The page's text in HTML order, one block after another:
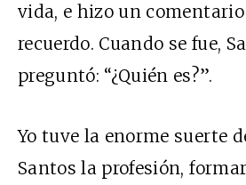
vida, e hizo un
recuerdo. Cuando se fue,
preguntó: “¿Quién es?”.
Yo tuve la enorme suerte
Santos la profesión,